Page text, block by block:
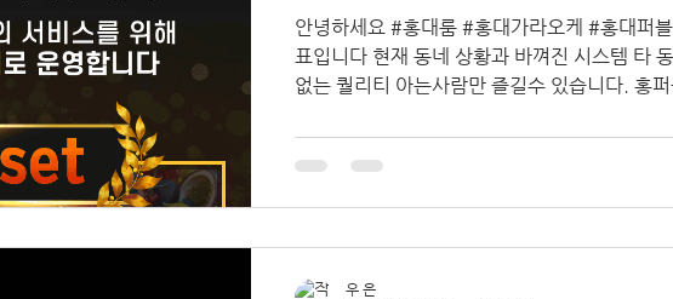
안녕하세요 #홍대룸 #홍대가라오케 #홍대퍼블릭
표입니다 현재 동네 상황과 바껴진 시스템 타
없는 퀄리티 아는사람만 즐길수 있습니다. 홍
계로...
우 은